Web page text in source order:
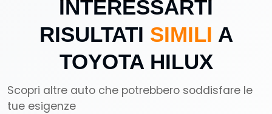
INTERESSARTI
RISULTATI SIMILI A
TOYOTA HILUX
Scopri altre auto che potrebbero soddisfare le
tue esigenze